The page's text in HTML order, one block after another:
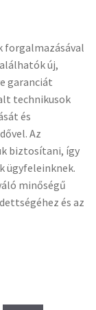
forgalmazásával
új,
garanciát
technikusok
és
Az
biztosítani, így
ügyfeleinknek.
minőségű
és az